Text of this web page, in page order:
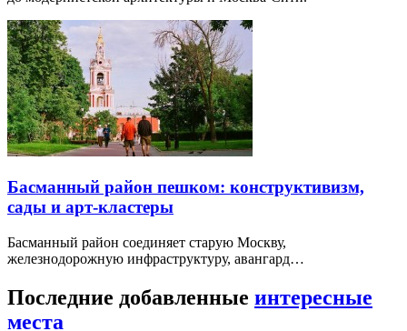
Басманный район пешком: конструктивизм,
сады и арт-кластеры
Басманный район соединяет старую Москву,
железнодорожную инфраструктуру, авангард…
Последние добавленные интересные
места